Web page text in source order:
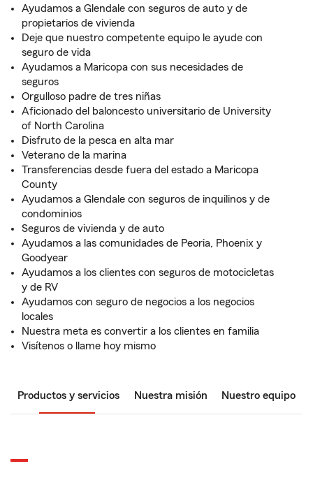
Ayudamos a Glendale con seguros de auto y de
propietarios de vivienda
Deje que nuestro competente equipo le ayude con
seguro de vida
Ayudamos a Maricopa con sus necesidades de
seguros
Orgulloso padre de tres niñas
Aficionado del baloncesto universitario de University
of North Carolina
Disfruto de la pesca en alta mar
Veterano de la marina
Transferencias desde fuera del estado a Maricopa
County
Ayudamos a Glendale con seguros de inquilinos y de
condominios
Seguros de vivienda y de auto
Ayudamos a las comunidades de Peoria, Phoenix y
Goodyear
Ayudamos a los clientes con seguros de motocicletas
y de RV
Ayudamos con seguro de negocios a los negocios
locales
Nuestra meta es convertir a los clientes en familia
Visítenos o llame hoy mismo
Productos y servicios Nuestra misión Nuestro equipo